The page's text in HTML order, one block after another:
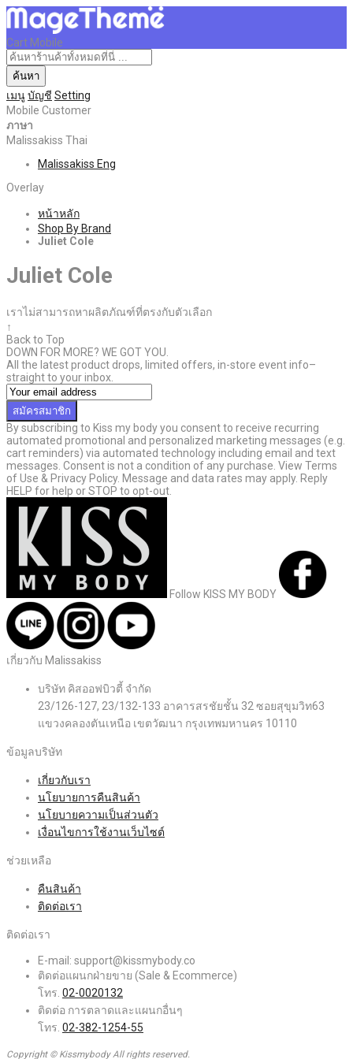
Cart Mobile
ค้นหา
เมนูบัญชี Setting
Mobile Customer
ภาษา
Malissakiss Thai
Malissakiss Eng
Overlay
หน้าหลัก
Shop By Brand
Juliet Cole
Juliet Cole
เราไม่สามารถหาผลิตภัณฑ์ที่ตรงกับตัวเลือก
↑
Back to Top
DOWN FOR MORE? WE GOT YOU.
All the latest product drops, limited offers, in-store event info–
straight to your inbox.
สมัครสมาชิก
By subscribing to Kiss my body you consent to receive recurring
automated promotional and personalized marketing messages (e.g.
cart reminders) via automated technology including email and text
messages. Consent is not a condition of any purchase. View Terms
of Use & Privacy Policy. Message and data rates may apply. Reply
HELP for help or STOP to opt-out.
Follow KISS MY BODY
เกี่ยวกับ Malissakiss
บริษัท คิสออฟบิวตี้ จำกัด
23/126-127, 23/132-133 อาคารสรชัยชั้น 32 ซอยสุขุมวิท63
แขวงคลองตันเหนือ เขตวัฒนา กรุงเทพมหานคร 10110
ข้อมูลบริษัท
เกี่ยวกับเรา
นโยบายการคืนสินค้า
นโยบายความเป็นส่วนตัว
เงื่อนไขการใช้งานเว็บไซต์
ช่วยเหลือ
คืนสินค้า
ติดต่อเรา
ติดต่อเรา
E-mail: support@kissmybody.co
ติดต่อแผนกฝ่ายขาย (Sale & Ecommerce)
โทร. 02-0020132
ติดต่อ การตลาดและแผนกอื่นๆ
โทร. 02-382-1254-55
Copyright © Kissmybody All rights reserved.